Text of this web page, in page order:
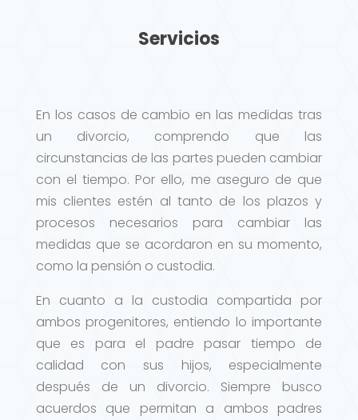
Servicios
En los casos de cambio en las medidas tras
un divorcio, comprendo que las
circunstancias de las partes pueden cambiar
con el tiempo. Por ello, me aseguro de que
mis clientes estén al tanto de los plazos y
procesos necesarios para cambiar las
medidas que se acordaron en su momento,
como la pensión o custodia.
En cuanto a la custodia compartida por
ambos progenitores, entiendo lo importante
que es para el padre pasar tiempo de
calidad con sus hijos, especialmente
después de un divorcio. Siempre busco
acuerdos que permitan a ambos padres